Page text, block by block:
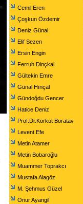
Cemil Eren
Çoşkun Özdemir
Deniz Günal
Elif Sezen
Ersin Engin
Ferruh Dinçkal
Gültekin Emre
Günal Hınçal
Gündoğdu Gencer
Hatice Deniz
Prof.Dr.Korkut Boratav
Levent Efe
Metin Atamer
Metin Bobaroğlu
Muammer Toprakcı
Mustafa Alagöz
M. Şehmus Güzel
Onur Ayangil